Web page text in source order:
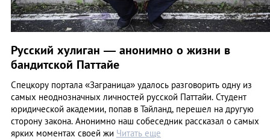
Русский хулиган — анонимно о жизни в
бандитской Паттайе
Спецкору портала «Заграница» удалось разговорить одну из
самых неоднозначных личностей русской Паттайи. Студент
юридической академии, попав в Тайланд, перешел на другую
сторону закона. Анонимно наш собеседник рассказал о самых
ярких моментах своей жи Читать еще